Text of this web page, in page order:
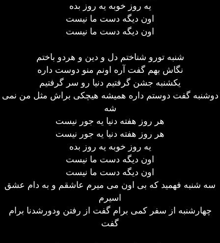
یه روز خوبه یه روز بده
اون دیگه دست ما نیست
اون دیگه دست ما نیست
شنبه تورو شناختم دل و دین و هردو باختم
نگاش بهم گفت آره اونم منو دوست داره
یکشنبه جشن گرفتیم دنیا رو سر گرفتیم
دوشنبه گفت دوستم داره همیشه هیچکی براش مثل من نمی
شه
هر روز هفته دنیا یه جور نیست
هر روز هفته دنیا یه جور نیست
یه روز خوبه یه روز بده
اون دیگه دست ما نیست
اون دیگه دست ما نیست
سه شنبه فهمید که بی اون می میرم عاشقم و به دام عشق
اسیرم
چهارشنبه از سفر کمی برام گفت از رفتن ودورشدنا برام
گفت